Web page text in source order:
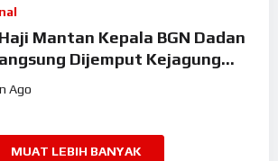
Mantan Kepala BGN Dadan
Dijemput Kejagung
Prabowo
Ago
MUAT LEBIH BANYAK